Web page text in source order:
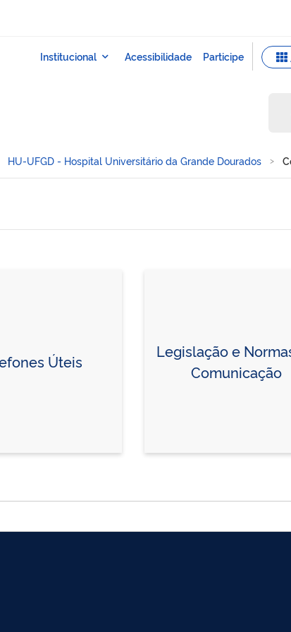
HU-UFGD - Hospital Universitário da Grande Dourados
Úteis
Legislação e
Comunicação